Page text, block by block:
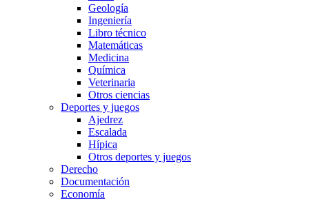
Geología
Ingeniería
Libro técnico
Matemáticas
Medicina
Química
Veterinaria
Otros ciencias
Deportes y juegos
Ajedrez
Escalada
Hípica
Otros deportes y juegos
Derecho
Documentación
Economía